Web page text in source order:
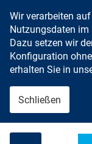
Wir verarbeiten
Nutzungsdaten im
Dazu setzen wir
Konfiguration
erhalten Sie in
Schließen